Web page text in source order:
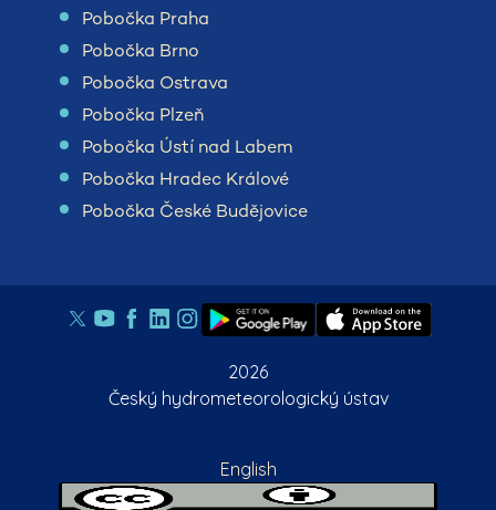
Pobočka Praha
Pobočka Brno
Pobočka Ostrava
Pobočka Plzeň
Pobočka Ústí nad Labem
Pobočka Hradec Králové
Pobočka České Budějovice
2026
Český hydrometeorologický ústav
English